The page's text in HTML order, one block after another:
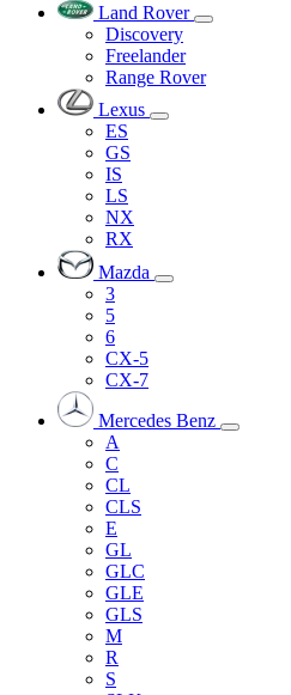
Land Rover
Discovery
Freelander
Range Rover
Lexus
ES
GS
IS
LS
NX
RX
Mazda
3
5
6
CX-5
CX-7
Mercedes Benz
A
C
CL
CLS
E
GL
GLC
GLE
GLS
M
R
S